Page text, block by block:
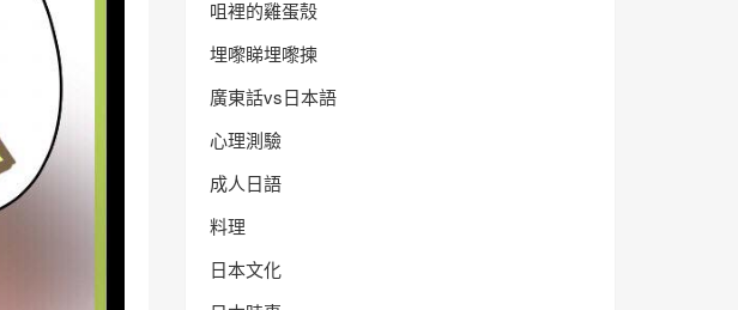
咀裡的雞蛋殼
埋嚟睇埋嚟揀
廣東話vs日本語
心理測驗
成人日語
料理
日本文化